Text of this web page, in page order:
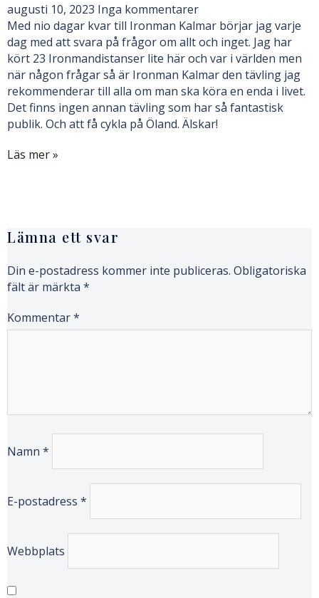
augusti 10, 2023 Inga kommentarer
Med nio dagar kvar till Ironman Kalmar börjar jag varje
dag med att svara på frågor om allt och inget. Jag har
kört 23 Ironmandistanser lite här och var i världen men
när någon frågar så är Ironman Kalmar den tävling jag
rekommenderar till alla om man ska köra en enda i livet.
Det finns ingen annan tävling som har så fantastisk
publik. Och att få cykla på Öland. Älskar!
Läs mer »
Lämna ett svar
Din e-postadress kommer inte publiceras. Obligatoriska
fält är märkta *
Kommentar*
Namn *
E-postadress *
Webbplats